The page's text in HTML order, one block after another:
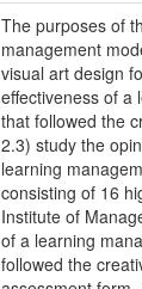
The purposes of
management
visual art design
effectiveness of a
that followed the
2.3) study the
learning
consisting of 16
Institute of
of a learning
followed the